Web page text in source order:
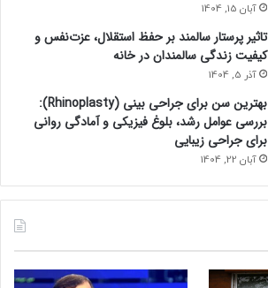
آبان 15, 1404
تاثیر پرستار سالمند بر حفظ استقلال، عزت‌نفس و
کیفیت زندگی سالمندان در خانه
آذر 5, 1404
بهترین سن برای جراحی بینی (Rhinoplasty):
بررسی عوامل رشد، بلوغ فیزیکی و آمادگی روانی
برای جراحی زیبایی
آبان 22, 1404